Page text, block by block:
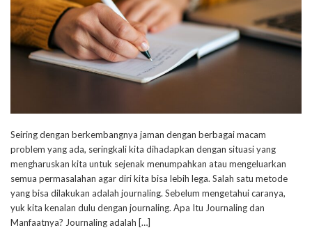
Seiring dengan berkembangnya jaman dengan berbagai macam
problem yang ada, seringkali kita dihadapkan dengan situasi yang
mengharuskan kita untuk sejenak menumpahkan atau mengeluarkan
semua permasalahan agar diri kita bisa lebih lega. Salah satu metode
yang bisa dilakukan adalah journaling. Sebelum mengetahui caranya,
yuk kita kenalan dulu dengan journaling. Apa Itu Journaling dan
Manfaatnya? Journaling adalah […]